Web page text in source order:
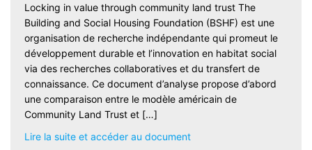
Locking in value through community land trust The
Building and Social Housing Foundation (BSHF) est une
organisation de recherche indépendante qui promeut le
développement durable et l’innovation en habitat social
via des recherches collaboratives et du transfert de
connaissance. Ce document d’analyse propose d’abord
une comparaison entre le modèle américain de
Community Land Trust et […]
Lire la suite et accéder au documentabout Redefining the